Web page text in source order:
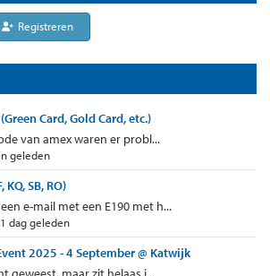
Registreren
Card, Gold Card, etc.)
van amex waren er probl...
geleden
KQ, SB, RO)
e-mail met een E190 met h...
1 dag geleden
2025 - 4 September @ Katwijk